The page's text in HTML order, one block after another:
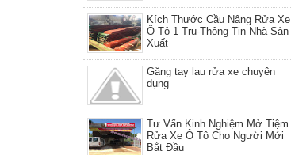
Kích Thước Cầu Nâng Rửa Xe
Ô Tô 1 Trụ-Thông Tin Nhà Sản
Xuất
Găng tay lau rửa xe chuyên
dụng
Tư Vấn Kinh Nghiệm Mở Tiệm
Rửa Xe Ô Tô Cho Người Mới
Bắt Đầu